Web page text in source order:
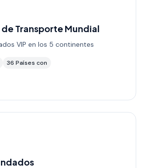
Transporte Mundial
VIP en los 5 continentes
36 Países con